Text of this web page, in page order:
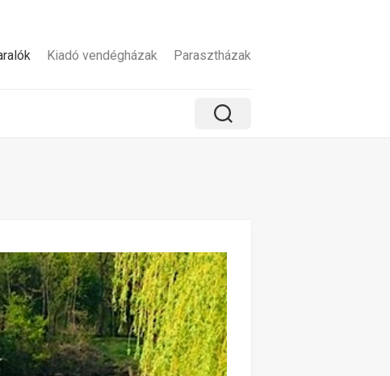
Kiadó vendégházak Parasztházak